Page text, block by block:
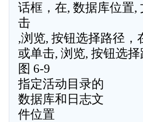
话框，在, 数据库位置
击
,浏览, 按钮选择路径
或单击, 浏览, 按钮选择
图 6-9
指定活动目录的
数据库和日志文
件位置